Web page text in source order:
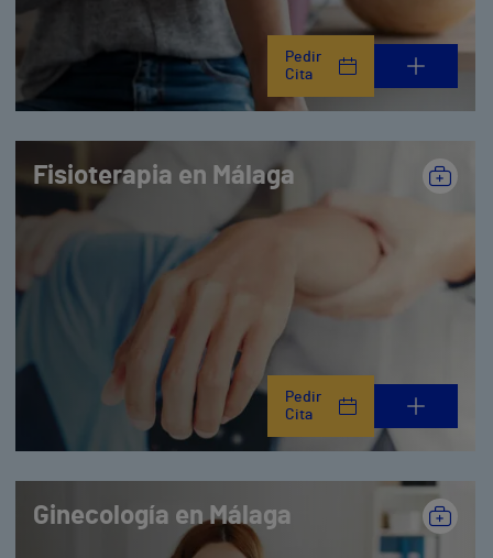
Pedir
Cita
Fisioterapia en Málaga
Pedir
Cita
Ginecología en Málaga